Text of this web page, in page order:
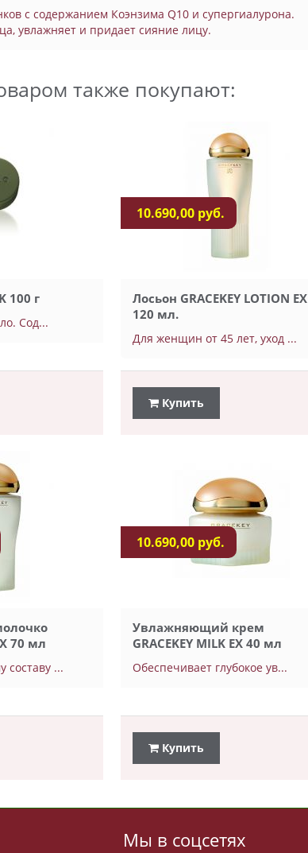
с содержанием Коэнзима Q10 и супергиалурона.
увлажняет и придает сияние лицу.
также покупают:
100 г
Сод...
10.690,00 руб.
Лосьон GRACEKEY LOTION EX
120 мл.
Для женщин от 45 лет, уход ...
Купить
70 мл
составу ...
10.690,00 руб.
Увлажняющий крем
GRACEKEY MILK EX 40 мл
Обеспечивает глубокое ув...
Купить
Мы в соцсетях